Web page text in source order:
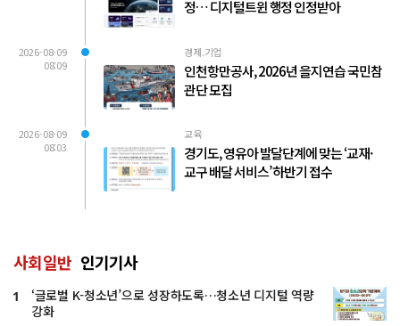
정… 디지털트윈 행정 인정받아
2026-08-09
08:09
경제.기업
인천항만공사, 2026년 을지연습 국민참
관단 모집
2026-08-09
08:03
교육
경기도, 영유아 발달단계에 맞는 ‘교재·
교구 배달 서비스’ 하반기 접수
사회일반 인기기사
1
‘글로벌 K-청소년’으로 성장하도록…청소년 디지털 역량
강화